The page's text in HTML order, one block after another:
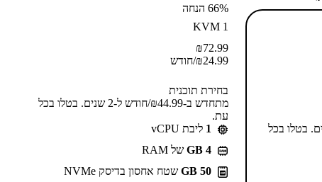
66% הנחה
KVM 1
72.99
₪
24.99
₪/חודש
בחירת תוכנית
מתחדש ב-⁦44.99⁩₪/חודש ל-2 שנים. בטלו בכל
עת.
1 ליבת vCPU
GB 4 של RAM
50 GB
שטח אחסון בדיסק NVMe
חודש ל-2 שנים. בטלו בכל